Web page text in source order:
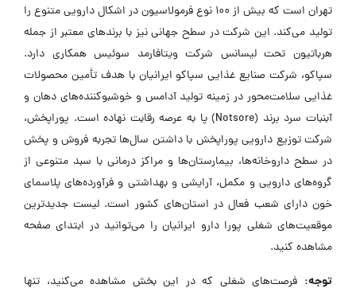
تهران است که بیش از ۱۰۰ نوع فرمولاسیون در اشکال دارویی متنوع را
تولید می‌کند. این شرکت در سطح جهانی نیز با برندهای معتبر از جمله
هرباتیون تحت لیسانس شرکت ویتافارمد سوئیس همکاری دارد.
سپاکو، شرکت صنایع غذایی سپاکو ایرانیان با هدف تأمین محصولات
غذایی سلامت‌محور در زمینه تولید آدامس و خوشبوکننده‌های دهان و
آبنبات سرد برند (Notsore) پا به عرصه رقابت نهاده است. پوراپخش،
شرکت توزیع دارویی پوراپخش با داشتن سال‌ها تجربه فروش و پخش
در سطح داروخانه‌ها، بیمارستان‌ها و مراکز درمانی با سبد متنوعی از
گروه‌های دارویی و مکمل، آرایشی و بهداشتی و فرآورده‌های پلاسمای
خون دارای شعب فعال در استان‌های کشور است. لیست جدیدترین
موقعیت‌های شغلی پورا دارو ایرانیان را می‌توانید در ابتدای صفحه
مشاهده کنید.
توجه: فرصت‌های شغلی که در این بخش مشاهده می‌کنید، تنها